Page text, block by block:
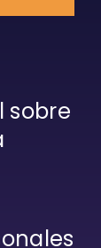
sobre